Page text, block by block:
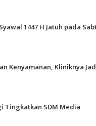
1447 H Jatuh pada
Kenyamanan, Kliniknya
Tingkatkan SDM Media